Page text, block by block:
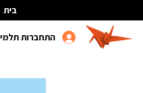
התחברות
בית